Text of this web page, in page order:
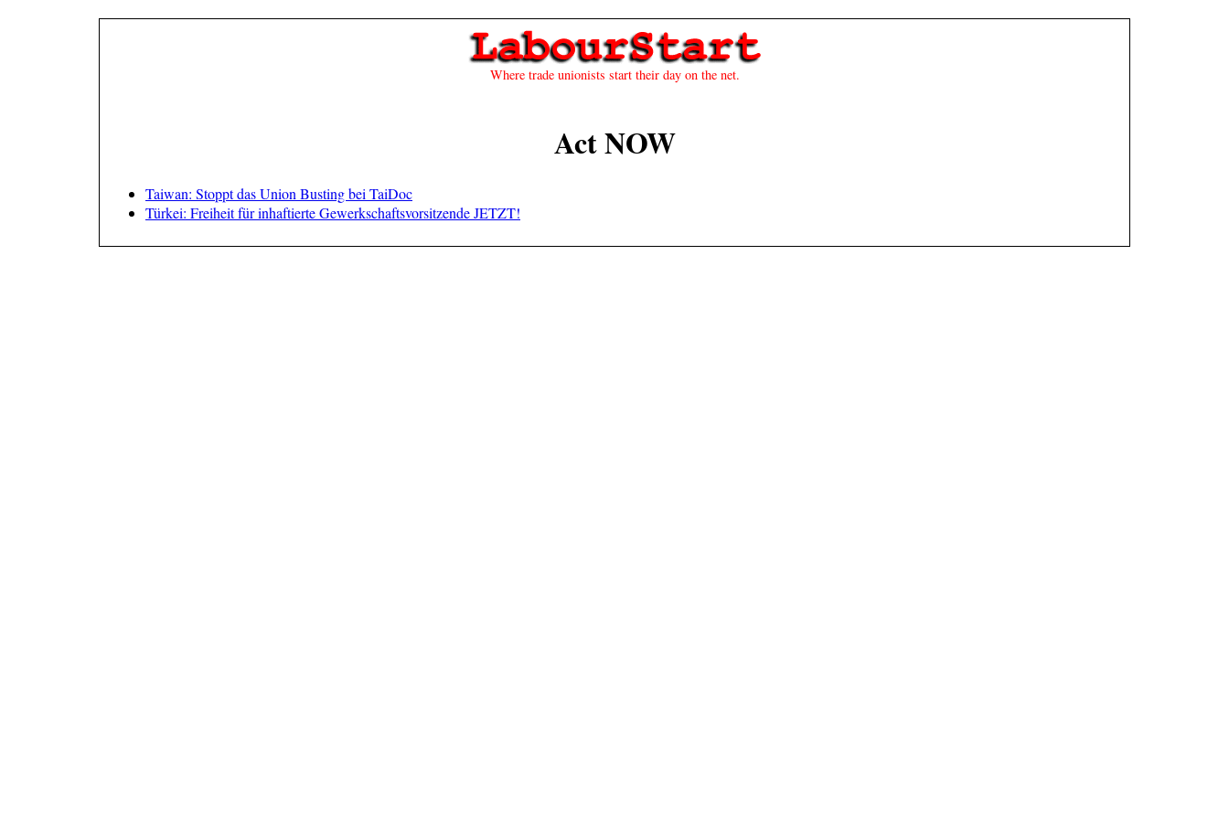
Where trade unionists start their day on the net.
Act NOW
Taiwan: Stoppt das Union Busting bei TaiDoc
Türkei: Freiheit für inhaftierte Gewerkschaftsvorsitzende JETZT!